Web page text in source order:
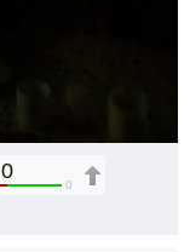
0
0